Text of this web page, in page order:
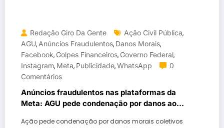
Redação Giro Da Gente Ação Civil Pública,
AGU, Anúncios Fraudulentos, Danos Morais,
Facebook, Golpes Financeiros, Governo Federal,
Instagram, Meta, Publicidade,WhatsApp
0
Comentários
Anúncios fraudulentos nas plataformas da
Meta: AGU pede condenação por danos ao
Ação pede condenação por danos morais coletivos